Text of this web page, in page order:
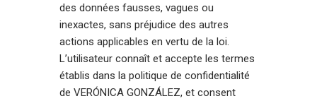
des données fausses, vagues ou
inexactes, sans préjudice des autres
actions applicables en vertu de la loi.
L’utilisateur connaît et accepte les termes
établis dans la politique de confidentialité
de VERÓNICA GONZÁLEZ, et consent